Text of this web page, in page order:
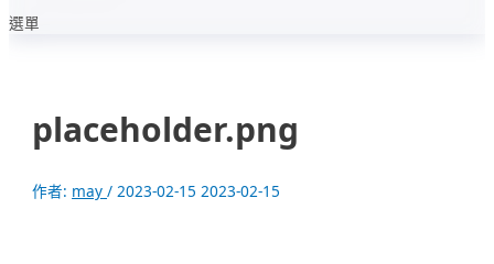
選單
placeholder.png
作者: may /2023-02-15 2023-02-15